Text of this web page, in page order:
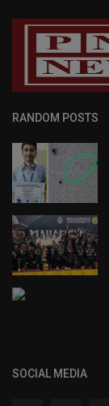
RANDOM POSTS
SOCIAL MEDIA